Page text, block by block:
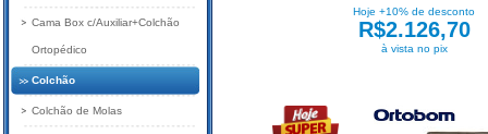
Hoje +10% de desconto
R$2.126,70
à vista no pix
Cama Box c/Auxiliar+Colchão
Ortopédico
Colchão
Colchão de Molas